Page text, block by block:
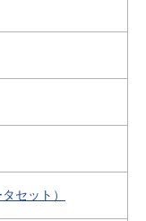
セット）